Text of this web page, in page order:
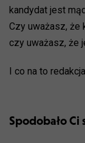
kandydat jest
Czy uważasz, że
czy uważasz, że
I co na to
Spodobało Ci